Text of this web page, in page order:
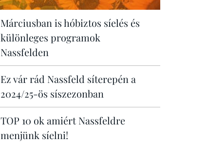
Márciusban is hóbiztos síelés és
különleges programok
Nassfelden
Ez vár rád Nassfeld síterepén a
2024/25-ös síszezonban
TOP 10 ok amiért Nassfeldre
menjünk síelni!